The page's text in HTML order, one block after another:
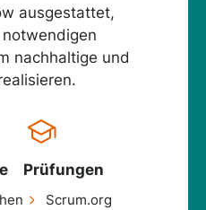
ausgestattet,
nachhaltige und
Prüfungen
Scrum.org